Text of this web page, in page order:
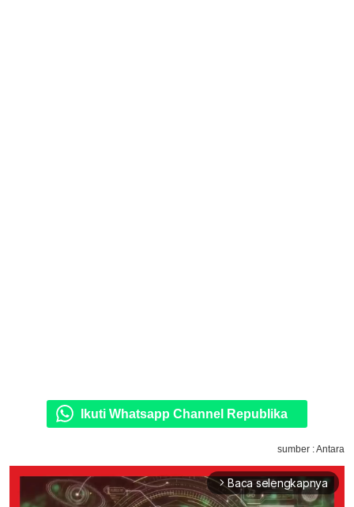
Ikuti Whatsapp Channel Republika
sumber : Antara
arrow_forward_ios Baca selengkapnya